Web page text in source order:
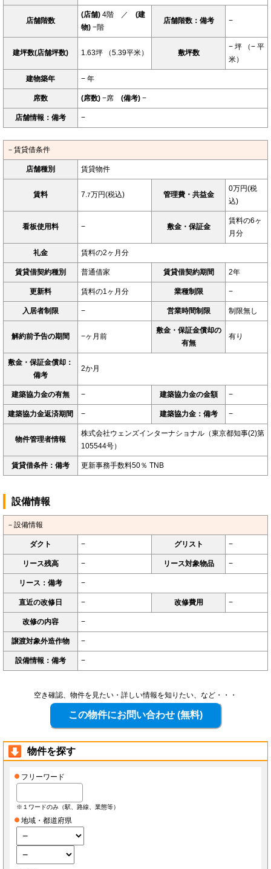
店舗階数
(店舗) 4階 ／ (建
物) −階
店舗階数：備考 −
建坪数(店舗坪数) 1.63坪 （5.39平米） 敷坪数
− 坪 （− 平
米）
建物築年 − 年
席数 (席数) −席 (備考) −
店舗情報：備考 −
－賃貸借条件
店舗種別 賃貸物件
賃料 7.7万円(税込) 管理費・共益金
0万円(税
込)
看板使用料 − 敷金・保証金
賃料の6ヶ
月分
礼金 賃料の2ヶ月分
賃貸借契約種別 普通借家 賃貸借契約期間 2年
更新料 賃料の1ヶ月分 業種制限 −
入居者制限 − 営業時間制限 制限無し
解約前予告の期間 −ヶ月前
敷金・保証金償却の
有無
有り
敷金・保証金償却：
備考
2か月
建築協力金の有無 − 建築協力金の金額 −
建築協力金返済期間 − 建築協力金：備考 −
物件管理者情報
株式会社ウェンズインターナショナル（東京都知事(2)第
105544号）
賃貸借条件：備考 更新事務手数料50％ TNB
設備情報
－設備情報
ダクト − グリスト −
リース残高 − リース対象物品 −
リース：備考 −
直近の改修日 − 改修費用 −
改修の内容 −
譲渡対象外造作物 −
設備情報：備考 −
空き確認、物件を見たい・詳しい情報を知りたい、など・・・
物件を探す
フリーワード
※１ワードのみ（駅、路線、業態等）
地域・都道府県